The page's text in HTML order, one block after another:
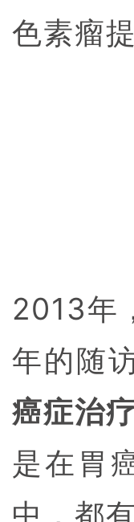
色素瘤
2013年
年的随
癌症治
是在胃
中，都